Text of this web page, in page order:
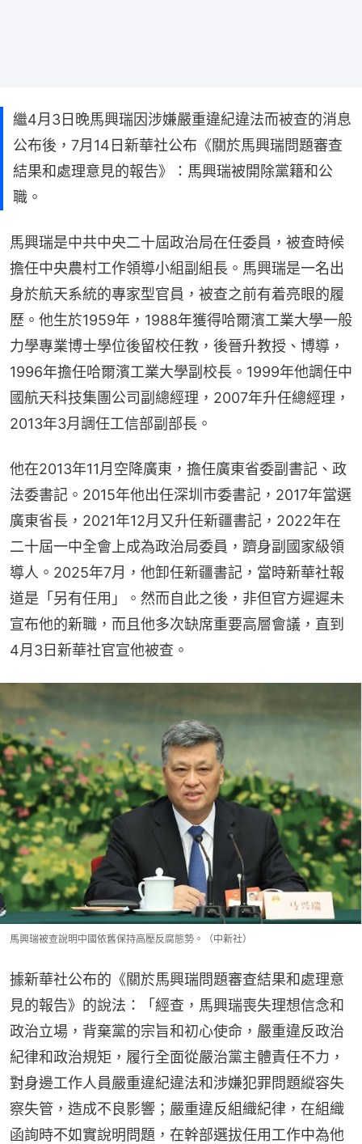
繼4月3日晚馬興瑞因涉嫌嚴重違紀違法而被查的消息
公布後，7月14日新華社公布《關於馬興瑞問題審查
結果和處理意見的報告》：馬興瑞被開除黨籍和公
職。
馬興瑞是中共中央二十屆政治局在任委員，被查時候
擔任中央農村工作領導小組副組長。馬興瑞是一名出
身於航天系統的專家型官員，被查之前有着亮眼的履
歷。他生於1959年，1988年獲得哈爾濱工業大學一般
力學專業博士學位後留校任教，後晉升教授、博導，
1996年擔任哈爾濱工業大學副校長。1999年他調任中
國航天科技集團公司副總經理，2007年升任總經理，
2013年3月調任工信部副部長。
他在2013年11月空降廣東，擔任廣東省委副書記、政
法委書記。2015年他出任深圳市委書記，2017年當選
廣東省長，2021年12月又升任新疆書記，2022年在
二十屆一中全會上成為政治局委員，躋身副國家級領
導人。2025年7月，他卸任新疆書記，當時新華社報
道是「另有任用」。然而自此之後，非但官方遲遲未
宣布他的新職，而且他多次缺席重要高層會議，直到
4月3日新華社官宣他被查。
馬興瑞被查說明中國依舊保持高壓反腐態勢。（中新社）
據新華社公布的《關於馬興瑞問題審查結果和處理意
見的報告》的說法：「經查，馬興瑞喪失理想信念和
政治立場，背棄黨的宗旨和初心使命，嚴重違反政治
紀律和政治規矩，履行全面從嚴治黨主體責任不力，
對身邊工作人員嚴重違紀違法和涉嫌犯罪問題縱容失
察失管，造成不良影響；嚴重違反組織紀律，在組織
函詢時不如實說明問題，在幹部選拔任用工作中為他